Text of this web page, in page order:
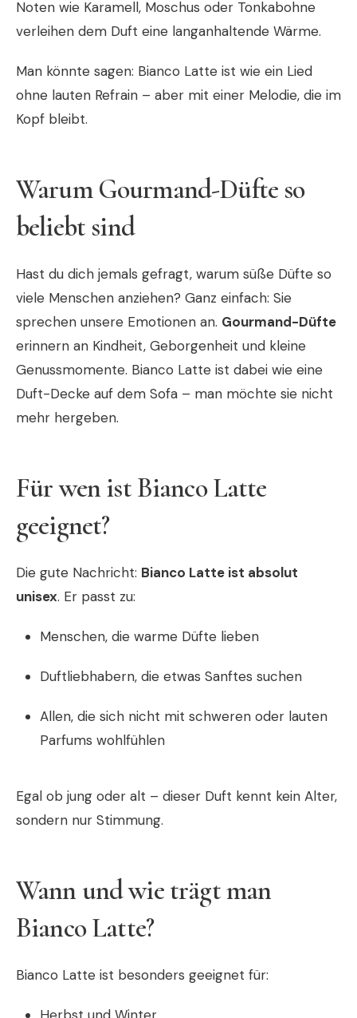
Noten wie Karamell, Moschus oder Tonkabohne
verleihen dem Duft eine langanhaltende Wärme.
Man könnte sagen: Bianco Latte ist wie ein Lied
ohne lauten Refrain – aber mit einer Melodie, die im
Kopf bleibt.
Warum Gourmand-Düfte so
beliebt sind
Hast du dich jemals gefragt, warum süße Düfte so
viele Menschen anziehen? Ganz einfach: Sie
sprechen unsere Emotionen an. Gourmand-Düfte
erinnern an Kindheit, Geborgenheit und kleine
Genussmomente. Bianco Latte ist dabei wie eine
Duft-Decke auf dem Sofa – man möchte sie nicht
mehr hergeben.
Für wen ist Bianco Latte
geeignet?
Die gute Nachricht: Bianco Latte ist absolut
unisex. Er passt zu:
Menschen, die warme Düfte lieben
Duftliebhabern, die etwas Sanftes suchen
Allen, die sich nicht mit schweren oder lauten
Parfums wohlfühlen
Egal ob jung oder alt – dieser Duft kennt kein Alter,
sondern nur Stimmung.
Wann und wie trägt man
Bianco Latte?
Bianco Latte ist besonders geeignet für: